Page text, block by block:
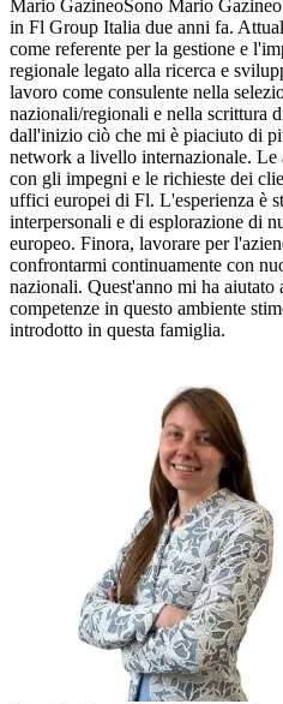
Mario GazineoSono Mario
in Fl Group Italia due anni fa.
come referente per la gestione e
regionale legato alla ricerca e
lavoro come consulente nella
nazionali/regionali e nella scrittura
dall'inizio ciò che mi è piaciuto di
network a livello internazionale.
con gli impegni e le richieste dei
uffici europei di Fl. L'esperienza è
interpersonali e di esplorazione di
europeo. Finora, lavorare per
confrontarmi continuamente con
nazionali. Quest'anno mi ha aiutato
competenze in questo ambiente
introdotto in questa famiglia.